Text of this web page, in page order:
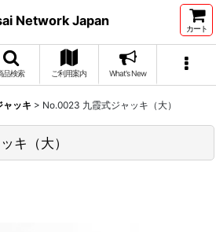
Network Japan
カート
品検索 ご利用案内 What's New
ャッキ > No.0023 九霞式ジャッキ（大）
キ（大）